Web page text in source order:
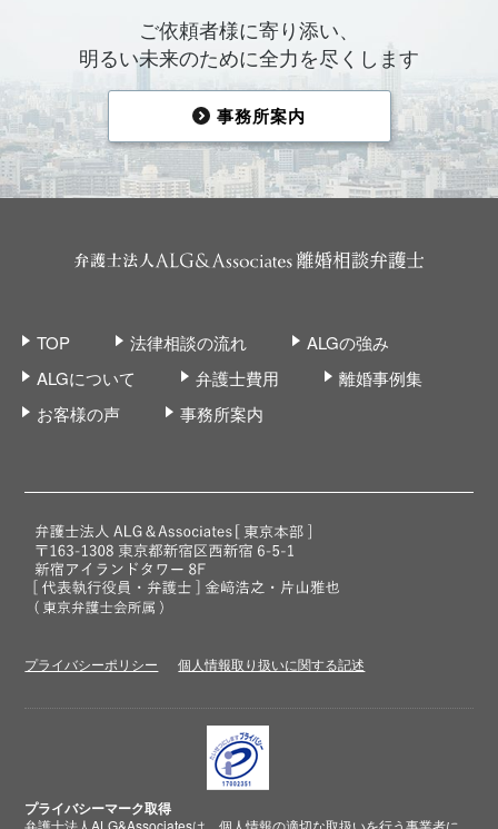
ご依頼者様に寄り添い、
明るい未来のために全力を尽くします
事務所案内
TOP 法律相談の流れ
ALGの強み
ALGについて
弁護士費用
離婚事例集
お客様の声
事務所案内
プライバシーポリシー 個人情報取り扱いに関する記述
プライバシーマーク取得